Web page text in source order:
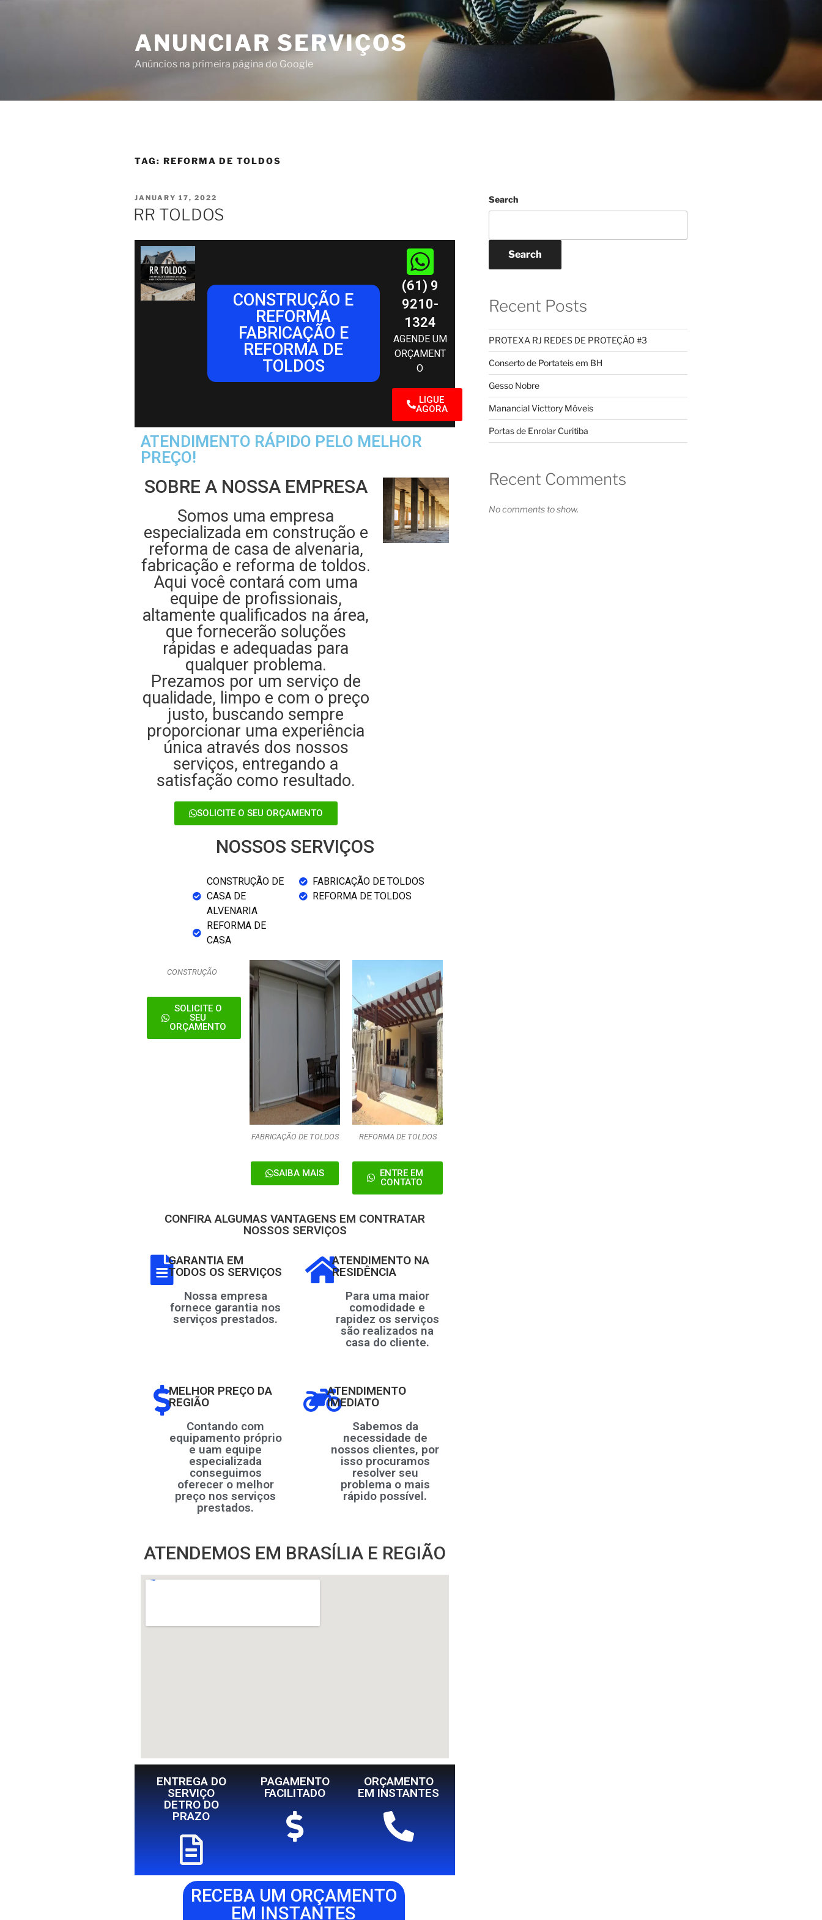
ANUNCIAR SERVIÇOS
Anúncios na primeira página do Google
TAG: REFORMA DE TOLDOS
JANUARY 17, 2022
RR TOLDOS
CONSTRUÇÃO E
REFORMA
FABRICAÇÃO E
REFORMA DE
TOLDOS
(61) 9
9210-
1324
AGENDE UM
ORÇAMENT
O
LIGUE
AGORA
ATENDIMENTO RÁPIDO PELO MELHOR
PREÇO!
SOBRE A NOSSA EMPRESA
Somos uma empresa
especializada em construção e
reforma de casa de alvenaria,
fabricação e reforma de toldos.
Aqui você contará com uma
equipe de profissionais,
altamente qualificados na área,
que fornecerão soluções
rápidas e adequadas para
qualquer problema.
Prezamos por um serviço de
qualidade, limpo e com o preço
justo, buscando sempre
proporcionar uma experiência
única através dos nossos
serviços, entregando a
satisfação como resultado.
SOLICITE O SEU ORÇAMENTO
NOSSOS SERVIÇOS
CONSTRUÇÃO DE
CASA DE
ALVENARIA
REFORMA DE
CASA
FABRICAÇÃO DE TOLDOS
REFORMA DE TOLDOS
CONSTRUÇÃO
SOLICITE O
SEU
ORÇAMENTO
FABRICAÇÃO DE TOLDOS
SAIBA MAIS
REFORMA DE TOLDOS
ENTRE EM
CONTATO
CONFIRA ALGUMAS VANTAGENS EM CONTRATAR
NOSSOS SERVIÇOS
GARANTIA EM
TODOS OS SERVIÇOS
Nossa empresa
fornece garantia nos
serviços prestados.
ATENDIMENTO NA
RESIDÊNCIA
Para uma maior
comodidade e
rapidez os serviços
são realizados na
casa do cliente.
MELHOR PREÇO DA
REGIÃO
Contando com
equipamento próprio
e uam equipe
especializada
conseguimos
oferecer o melhor
preço nos serviços
prestados.
ATENDIMENTO
IMEDIATO
Sabemos da
necessidade de
nossos clientes, por
isso procuramos
resolver seu
problema o mais
rápido possível.
ATENDEMOS EM BRASÍLIA E REGIÃO
ENTREGA DO
SERVIÇO
DETRO DO
PRAZO
PAGAMENTO
FACILITADO
ORÇAMENTO
EM INSTANTES
RECEBA UM ORÇAMENTO
EM INSTANTES
Search
Search
Recent Posts
PROTEXA RJ REDES DE PROTEÇÃO #3
Conserto de Portateis em BH
Gesso Nobre
Manancial Victtory Móveis
Portas de Enrolar Curitiba
Recent Comments
No comments to show.